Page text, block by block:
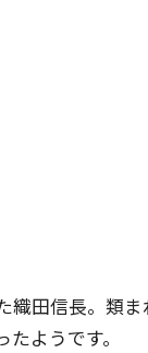
田信長。類
ようです。